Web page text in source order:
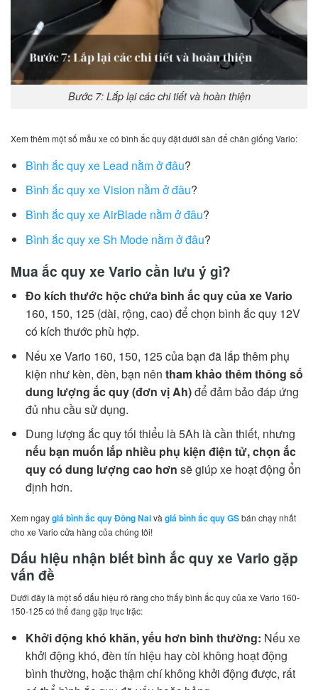
Bước 7: Lắp lại các chi tiết và hoàn thiện
Xem thêm một số mẫu xe có bình ắc quy đặt dưới sàn để chân giống Vario:
Bình ắc quy xe Lead nằm ở đâu?
Bình ắc quy xe Vision nằm ở đâu?
Bình ắc quy xe AirBlade nằm ở đâu?
Bình ắc quy xe Sh Mode nằm ở đâu?
Mua ắc quy xe Vario cần lưu ý gì?
Đo kích thước hộc chứa bình ắc quy của xe Vario
160, 150, 125 (dài, rộng, cao) để chọn bình ắc quy 12V
có kích thước phù hợp.
Nếu xe Vario 160, 150, 125 của bạn đã lắp thêm phụ
kiện như kèn, đèn, bạn nên tham khảo thêm thông số
dung lượng ắc quy (đơn vị Ah)để đảm bảo đáp ứng
đủ nhu cầu sử dụng.
Dung lượng ắc quy tối thiểu là 5Ah là cần thiết, nhưng
nếu bạn muốn lắp nhiều phụ kiện điện tử, chọn ắc
quy có dung lượng cao hơn sẽ giúp xe hoạt động ổn
định hơn.
Xem ngaygiá bình ắc quy Đồng Naivà giá bình ắc quy GSbán chạy nhất
cho xe Vario cửa hàng của chúng tôi!
Dấu hiệu nhận biết bình ắc quy xe Vario gặp
vấn đề
Dưới đây là một số dấu hiệu rõ ràng cho thấy bình ắc quy của xe Vario 160-
150-125 có thể đang gặp trục trặc:
Khởi động khó khăn, yếu hơn bình thường: Nếu xe
khởi động khó, đèn tín hiệu hay còi không hoạt động
bình thường, hoặc thậm chí không khởi động được, rất